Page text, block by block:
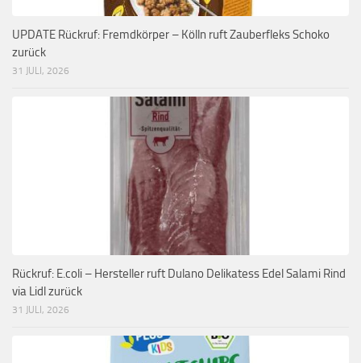
UPDATE Rückruf: Fremdkörper – Kölln ruft Zauberfleks Schoko
zurück
31 JULI, 2026
Rückruf: E.coli – Hersteller ruft Dulano Delikatess Edel Salami Rind
via Lidl zurück
31 JULI, 2026